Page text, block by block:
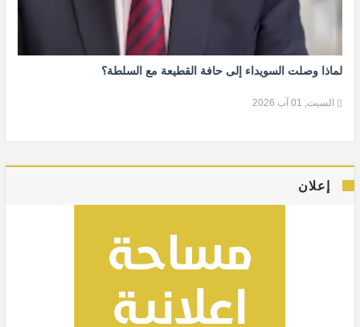
لماذا وصلت السويداء إلى حافة القطيعة مع السلطة؟
السبت, 01 آب 2026
إعلان